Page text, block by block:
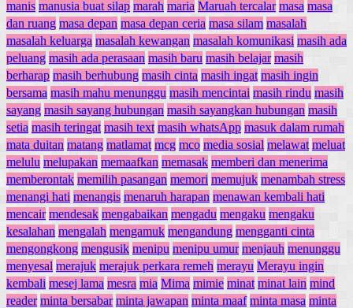
manis manusia buat silap marah maria Maruah tercalar masa masa
dan ruang masa depan masa depan ceria masa silam masalah
masalah keluarga masalah kewangan masalah komunikasi masih ada
peluang masih ada perasaan masih baru masih belajar masih
berharap masih berhubung masih cinta masih ingat masih ingin
bersama masih mahu menunggu masih mencintai masih rindu masih
sayang masih sayang hubungan masih sayangkan hubungan masih
setia masih teringat masih text masih whatsApp masuk dalam rumah
mata duitan matang matlamat mcg mco media sosial melawat meluat
melulu melupakan memaafkan memasak memberi dan menerima
memberontak memilih pasangan memori memujuk menambah stress
menangi hati menangis menaruh harapan menawan kembali hati
mencair mendesak mengabaikan mengadu mengaku mengaku
kesalahan mengalah mengamuk mengandung mengganti cinta
mengongkong mengusik menipu menipu umur menjauh menunggu
menyesal merajuk merajuk perkara remeh merayu Merayu ingin
kembali mesej lama mesra mia Mima mimie minat minat lain mind
reader minta bersabar minta jawapan minta maaf minta masa minta